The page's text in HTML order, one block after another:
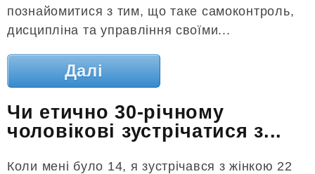
познайомитися з тим, що таке самоконтроль,
дисципліна та управління своїми...
Далі
Чи етично 30-річному
чоловікові зустрічатися з...
Коли мені було 14, я зустрічався з жінкою 22